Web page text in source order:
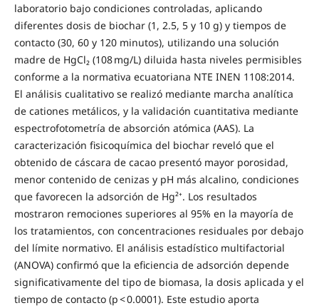
laboratorio bajo condiciones controladas, aplicando
diferentes dosis de biochar (1, 2.5, 5 y 10 g) y tiempos de
contacto (30, 60 y 120 minutos), utilizando una solución
madre de HgCl₂ (108 mg/L) diluida hasta niveles permisibles
conforme a la normativa ecuatoriana NTE INEN 1108:2014.
El análisis cualitativo se realizó mediante marcha analítica
de cationes metálicos, y la validación cuantitativa mediante
espectrofotometría de absorción atómica (AAS). La
caracterización fisicoquímica del biochar reveló que el
obtenido de cáscara de cacao presentó mayor porosidad,
menor contenido de cenizas y pH más alcalino, condiciones
que favorecen la adsorción de Hg²⁺. Los resultados
mostraron remociones superiores al 95% en la mayoría de
los tratamientos, con concentraciones residuales por debajo
del límite normativo. El análisis estadístico multifactorial
(ANOVA) confirmó que la eficiencia de adsorción depende
significativamente del tipo de biomasa, la dosis aplicada y el
tiempo de contacto (p < 0.0001). Este estudio aporta